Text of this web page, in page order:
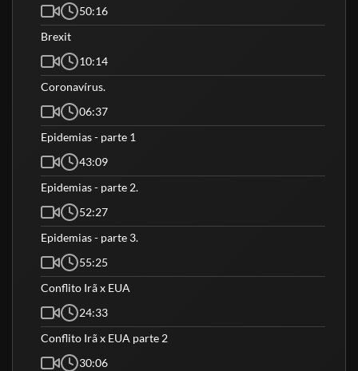
50:16
Brexit
10:14
Coronavírus.
06:37
Epidemias - parte 1
43:09
Epidemias - parte 2.
52:27
Epidemias - parte 3.
55:25
Conflito Irã x EUA
24:33
Conflito Irã x EUA parte 2
30:06